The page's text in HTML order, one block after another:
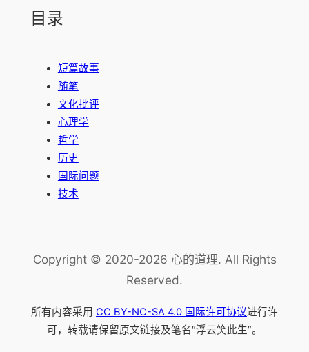
目录
短篇故事
随笔
文化批评
心理学
哲学
历史
国际问题
技术
Copyright © 2020-2026 心的道理. All Rights
Reserved.
所有内容采用 CC BY-NC-SA 4.0 国际许可协议进行许
可，转载请保留原文链接及笔名“浮云笑此生”。